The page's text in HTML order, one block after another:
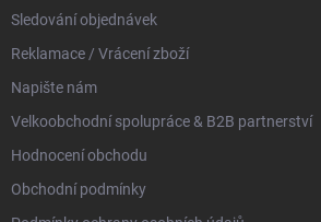
Sledování objednávek
Reklamace / Vrácení zboží
Napište nám
Velkoobchodní spolupráce & B2B partnerství
Hodnocení obchodu
Obchodní podmínky